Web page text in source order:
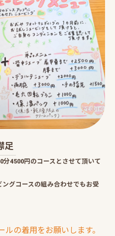
足
4500円のコースとさせて頂いて
グコースの組み合わせでもお受
の着用をお願いします。